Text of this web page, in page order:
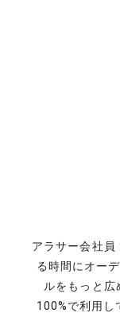
アラサー会社
る時間にオー
ルをもっと広
100%で利用し